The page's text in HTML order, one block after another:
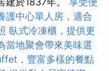
護中心單人房，適合
臥式冷凍櫃，提供更
當地聚會帶來美味選
，豐富多樣的餐點